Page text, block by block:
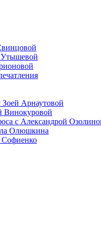
Утышевой
Арнаутовой
Винокуровой
с Александрой
Олюшкина
Софиенко